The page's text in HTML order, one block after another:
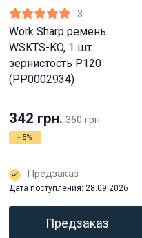
3
Work Sharp ремень
WSKTS-KO, 1 шт.
зернистость P120
(PP0002934)
342 грн. 360 грн.
- 5%
Предзаказ
Дата поступления: 28.09.2026
Предзаказ